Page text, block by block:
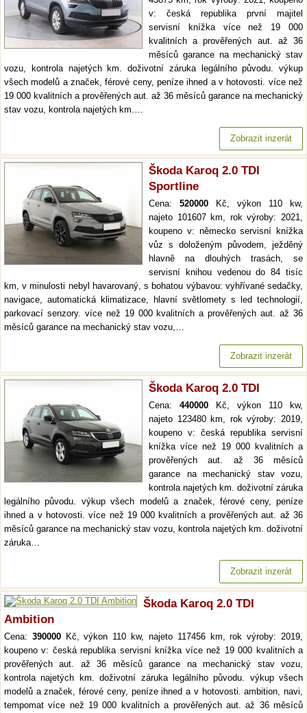
v: česká republika první majitel
servisní knížka více než 19 000
kvalitních a prověřených aut. až 36
měsíců garance na mechanický stav
vozu, kontrola najetých km. doživotní záruka legálního původu. výkup
všech modelů a značek, férové ceny, peníze ihned a v hotovosti. více než
19 000 kvalitních a prověřených aut. až 36 měsíců garance na mechanický
stav vozu, kontrola najetých km.…
Zobrazit inzerát
Škoda Karoq 2.0 TDI
Sportline
Cena: 520000 Kč, výkon 110 kw,
najeto 101607 km, rok výroby: 2021,
koupeno v: německo servisní knížka
vůz s doloženým původem, ježděný
hlavně na dlouhých trasách, se
servisní knihou vedenou do 84 tisíc
km, v minulosti nebyl havarovaný, s bohatou výbavou: vyhřívané sedačky,
navigace, automatická klimatizace, hlavní světlomety s led technologií,
parkovací senzory. více než 19 000 kvalitních a prověřených aut. až 36
měsíců garance na mechanický stav vozu,…
Zobrazit inzerát
Škoda Karoq 2.0 TDI
Cena: 440000 Kč, výkon 110 kw,
najeto 123480 km, rok výroby: 2019,
koupeno v: česká republika servisní
knížka více než 19 000 kvalitních a
prověřených aut. až 36 měsíců
garance na mechanický stav vozu,
kontrola najetých km. doživotní záruka
legálního původu. výkup všech modelů a značek, férové ceny, peníze
ihned a v hotovosti. více než 19 000 kvalitních a prověřených aut. až 36
měsíců garance na mechanický stav vozu, kontrola najetých km. doživotní
záruka…
Zobrazit inzerát
Škoda Karoq 2.0 TDI
Ambition
Cena: 390000Kč, výkon 110 kw, najeto 117456 km, rok výroby: 2019,
koupeno v: česká republika servisní knížka více než 19 000 kvalitních a
prověřených aut. až 36 měsíců garance na mechanický stav vozu,
kontrola najetých km. doživotní záruka legálního původu. výkup všech
modelů a značek, férové ceny, peníze ihned a v hotovosti. ambition, navi,
tempomat více než 19 000 kvalitních a prověřených aut. až 36 měsíců